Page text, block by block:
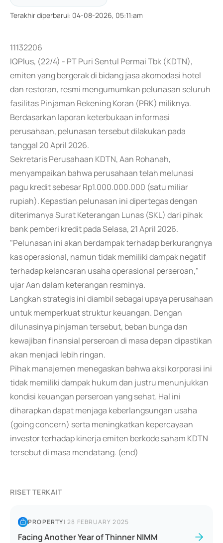
Terakhir diperbarui: 04-08-2026, 05:11:am
11132206
IQPlus, (22/4) - PT Puri Sentul Permai Tbk (KDTN),
emiten yang bergerak di bidang jasa akomodasi hotel
dan restoran, resmi mengumumkan pelunasan seluruh
fasilitas Pinjaman Rekening Koran (PRK) miliknya.
Berdasarkan laporan keterbukaan informasi
perusahaan, pelunasan tersebut dilakukan pada
tanggal 20 April 2026.
Sekretaris Perusahaan KDTN, Aan Rohanah,
menyampaikan bahwa perusahaan telah melunasi
pagu kredit sebesar Rp1.000.000.000 (satu miliar
rupiah). Kepastian pelunasan ini dipertegas dengan
diterimanya Surat Keterangan Lunas (SKL) dari pihak
bank pemberi kredit pada Selasa, 21 April 2026.
"Pelunasan ini akan berdampak terhadap berkurangnya
kas operasional, namun tidak memiliki dampak negatif
terhadap kelancaran usaha operasional perseroan,"
ujar Aan dalam keterangan resminya.
Langkah strategis ini diambil sebagai upaya perusahaan
untuk memperkuat struktur keuangan. Dengan
dilunasinya pinjaman tersebut, beban bunga dan
kewajiban finansial perseroan di masa depan dipastikan
akan menjadi lebih ringan.
Pihak manajemen menegaskan bahwa aksi korporasi ini
tidak memiliki dampak hukum dan justru menunjukkan
kondisi keuangan perseroan yang sehat. Hal ini
diharapkan dapat menjaga keberlangsungan usaha
(going concern) serta meningkatkan kepercayaan
investor terhadap kinerja emiten berkode saham KDTN
tersebut di masa mendatang. (end)
RISET TERKAIT
PROPERTY|28 FEBRUARY 2025
Facing Another Year of Thinner NIMM